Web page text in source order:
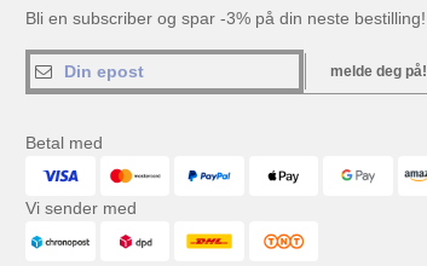
Bli en subscriber og spar -3% på din neste bestilling!
melde deg på!
Betal med
Vi sender med